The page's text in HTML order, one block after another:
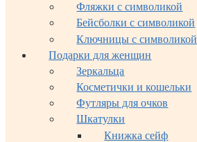
Фляжки с символикой
Бейсболки с символикой
Ключницы с символикой
Подарки для женщин
Зеркальца
Косметички и кошельки
Футляры для очков
Шкатулки
Книжка сейф